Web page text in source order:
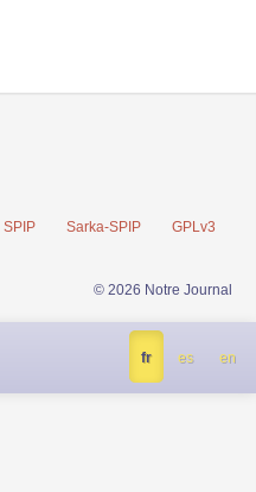
SPIP Sarka-SPIP GPLv3
© 2026 Notre Journal
fr es en